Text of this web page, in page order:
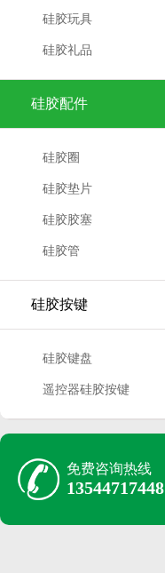
硅胶玩具
硅胶礼品
硅胶配件
硅胶圈
硅胶垫片
硅胶胶塞
硅胶管
硅胶按键
硅胶键盘
遥控器硅胶按键
免费咨询热线
13544717448